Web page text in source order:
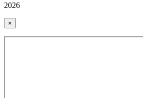
2026
×